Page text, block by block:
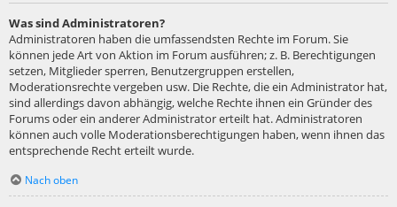
Was sind Administratoren?
Administratoren haben die umfassendsten Rechte im Forum. Sie
können jede Art von Aktion im Forum ausführen; z. B. Berechtigungen
setzen, Mitglieder sperren, Benutzergruppen erstellen,
Moderationsrechte vergeben usw. Die Rechte, die ein Administrator hat,
sind allerdings davon abhängig, welche Rechte ihnen ein Gründer des
Forums oder ein anderer Administrator erteilt hat. Administratoren
können auch volle Moderationsberechtigungen haben, wenn ihnen das
entsprechende Recht erteilt wurde.
Nach oben